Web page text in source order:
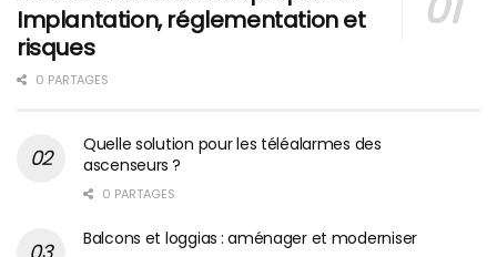
Implantation, réglementation et
risques
0 PARTAGES
Quelle solution pour les téléalarmes des
ascenseurs ?
0 PARTAGES
Balcons et loggias : aménager et moderniser